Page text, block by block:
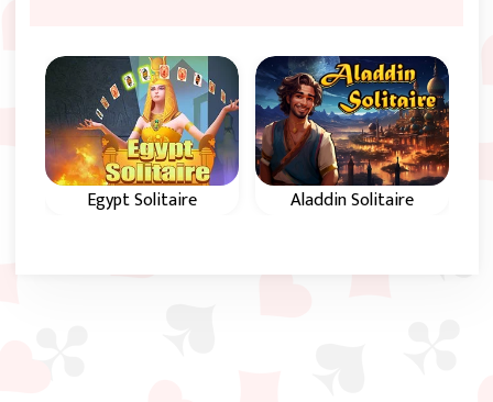
Egypt Solitaire Aladdin Solitaire
tej magicznej grze